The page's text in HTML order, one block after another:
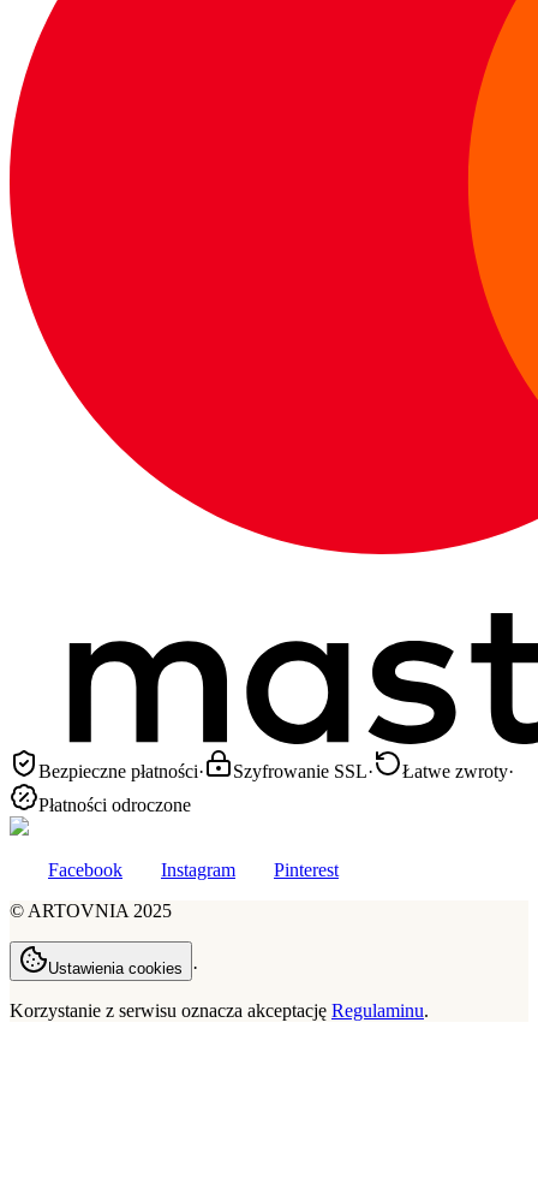
Bezpieczne płatności· Szyfrowanie SSL· Łatwe zwroty·
Płatności odroczone
Facebook Instagram
Pinterest
© ARTOVNIA 2025
Ustawienia cookies ·
Korzystanie z serwisu oznacza akceptację Regulaminu.